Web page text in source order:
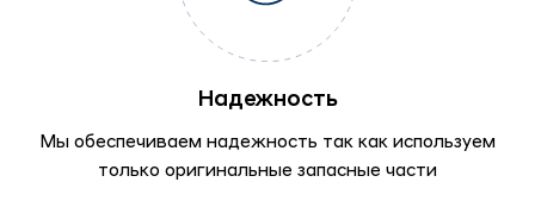
Надежность
Мы обеспечиваем надежность так как используем
только оригинальные запасные части